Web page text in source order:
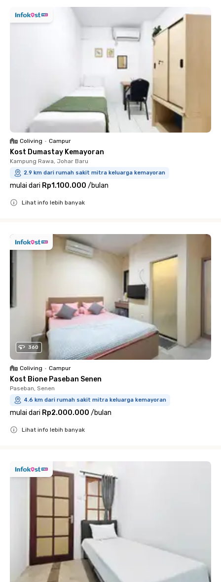
Coliving • Campur
Kost Dumastay Kemayoran
Kampung Rawa, Johar Baru
2.9 km dari rumah sakit mitra keluarga kemayoran
mulai dari Rp1.100.000 /bulan
Lihat info lebih banyak
360
Coliving • Campur
Kost Bione Paseban Senen
Paseban, Senen
4.6 km dari rumah sakit mitra keluarga kemayoran
mulai dari Rp2.000.000 /bulan
Lihat info lebih banyak